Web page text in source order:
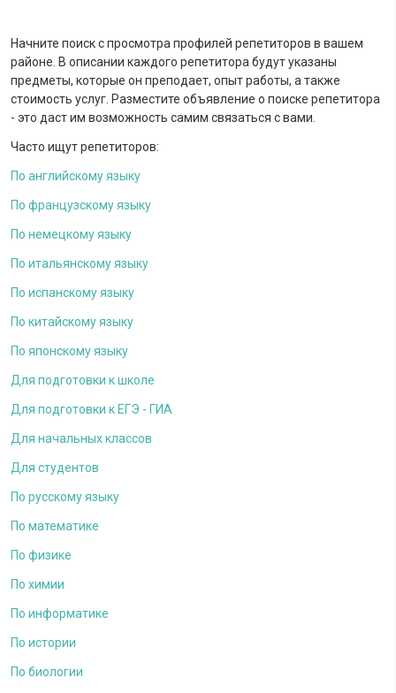
Начните поиск с просмотра профилей репетиторов в вашем
районе. В описании каждого репетитора будут указаны
предметы, которые он преподает, опыт работы, а также
стоимость услуг. Разместите объявление о поиске репетитора
- это даст им возможность самим связаться с вами.
Часто ищут репетиторов:
По английскому языку
По французскому языку
По немецкому языку
По итальянскому языку
По испанскому языку
По китайскому языку
По японскому языку
Для подготовки к школе
Для подготовки к ЕГЭ - ГИА
Для начальных классов
Для студентов
По русскому языку
По математике
По физике
По химии
По информатике
По истории
По биологии